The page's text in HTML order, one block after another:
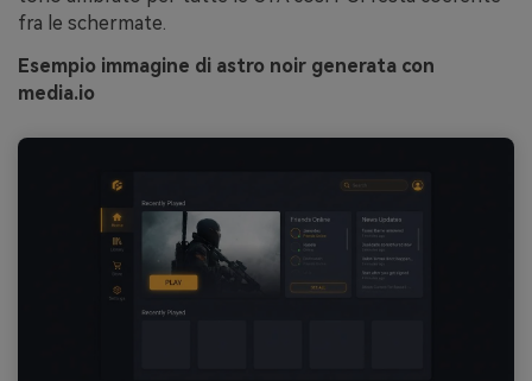
fra le schermate.
Esempio immagine di astro noir generata con
media.io